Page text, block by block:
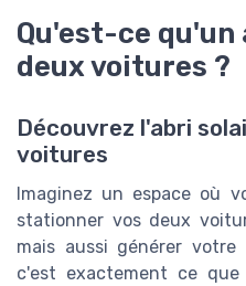
Qu'est-ce
deux voitures ?
Découvrez l'abri
voitures
Imaginez un espace où
stationner vos deux
mais aussi générer
c'est exactement ce